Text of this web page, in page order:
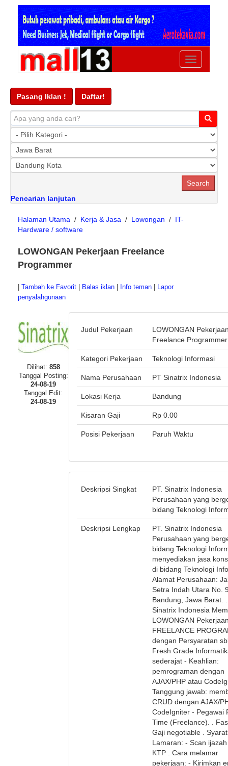
Ubah
navigasi
Pasang Iklan ! Daftar!
Pencarian lanjutan
Halaman Utama / Kerja & Jasa / Lowongan / IT-
Hardware / software
LOWONGAN Pekerjaan Freelance
Programmer
Tambah ke Favorit Balas iklan Info teman
Lapor
penyalahgunaan
Dilihat: 858
Tanggal Posting:
24-08-19
Tanggal Edit:
24-08-19
Judul Pekerjaan
LOWONGAN
Freelance Programmer
Kategori Pekerjaan Teknologi Informasi
Nama Perusahaan PT Sinatrix Indonesia
Lokasi Kerja Bandung
Kisaran Gaji Rp 0.00
Posisi Pekerjaan Paruh Waktu
Deskripsi Singkat
PT. Sinatrix Indonesia
Perusahaan yang
bidang Teknologi
Deskripsi Lengkap
PT. Sinatrix Indonesia
Perusahaan yang
bidang Teknologi
menyediakan jasa
di bidang Teknologi
Alamat Perusahaan:
Setra Indah Utara No.
Bandung, Jawa Barat.
Sinatrix Indonesia
LOWONGAN
FREELANCE
dengan Persyaratan
Fresh Grade
sederajat - Keahlian:
pemrograman dengan
AJAX/PHP atau
Tanggung jawab:
CRUD dengan AJAX/
CodeIgniter - Pegawai
Time (Freelance). .
Gaji negotiable . Syarat
Lamaran: - Scan
KTP . Cara melamar
pekerjaan: - Kirimkan